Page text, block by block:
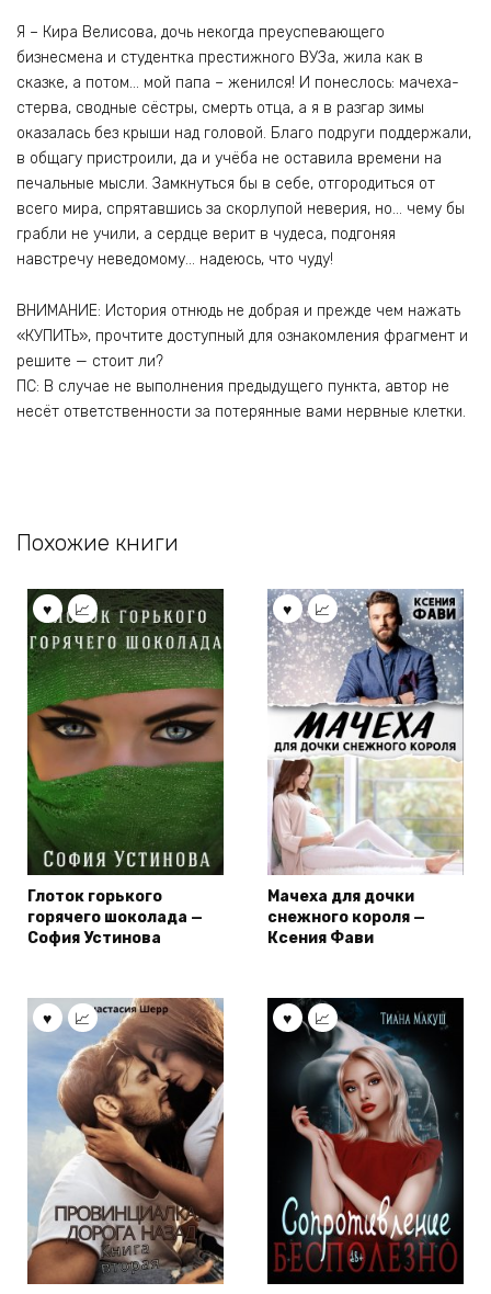
Я – Кира Велисова, дочь некогда преуспевающего
бизнесмена и студентка престижного ВУЗа, жила как в
сказке, а потом… мой папа – женился! И понеслось: мачеха-
стерва, сводные сёстры, смерть отца, а я в разгар зимы
оказалась без крыши над головой. Благо подруги поддержали,
в общагу пристроили, да и учёба не оставила времени на
печальные мысли. Замкнуться бы в себе, отгородиться от
всего мира, спрятавшись за скорлупой неверия, но… чему бы
грабли не учили, а сердце верит в чудеса, подгоняя
навстречу неведомому… надеюсь, что чуду!
ВНИМАНИЕ: История отнюдь не добрая и прежде чем нажать
«КУПИТЬ», прочтите доступный для ознакомления фрагмент и
решите — стоит ли?
ПС: В случае не выполнения предыдущего пункта, автор не
несёт ответственности за потерянные вами нервные клетки.
Похожие книги
Глоток горького
горячего шоколада —
София Устинова
Мачеха для дочки
снежного короля —
Ксения Фави